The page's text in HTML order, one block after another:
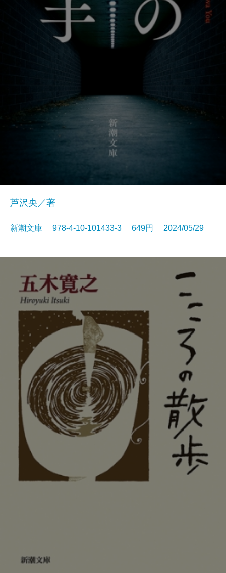
芦沢央／著
新潮文庫 978-4-10-101433-3 649円 2024/05/29